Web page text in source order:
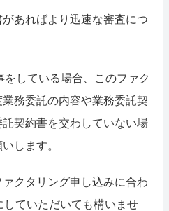
あればより迅速な審査につ
している場合、このファク
務委託の内容や業務委託契
契約書を交わしていない場
します。
クタリング申し込みに合わ
ていただいても構いませ